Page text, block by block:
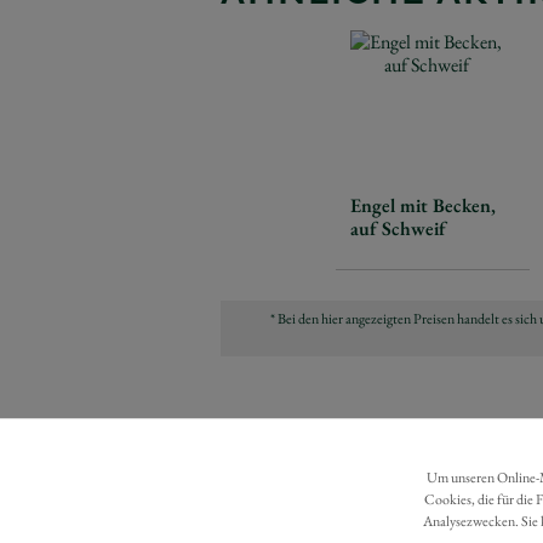
Engel mit Becken,
auf Schweif
* Bei den hier angezeigten Preisen handelt es
Um unseren
Cookies, die für die
Analysezwecken.